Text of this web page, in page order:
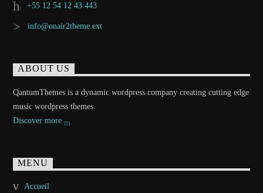
+55 12 54 12 43 443
info@onair2theme.ext
ABOUT US
QantumThemes is a dynamic wordpress company creating cutting edge
music wordpress themes.
Discover more
MENU
Accueil